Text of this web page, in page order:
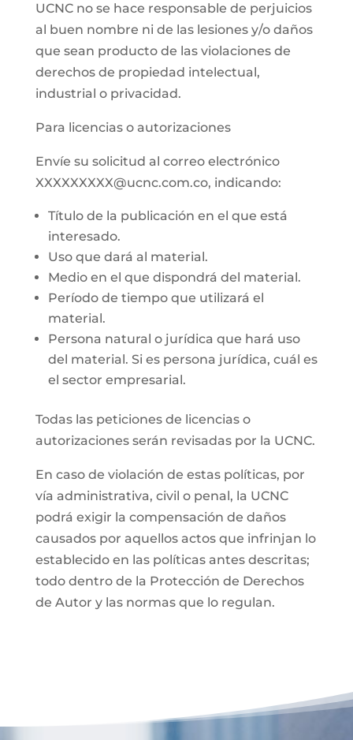
UCNC no se hace responsable de perjuicios
al buen nombre ni de las lesiones y/o daños
que sean producto de las violaciones de
derechos de propiedad intelectual,
industrial o privacidad.
Para licencias o autorizaciones
Envíe su solicitud al correo electrónico
XXXXXXXXX@ucnc.com.co, indicando:
Título de la publicación en el que está
interesado.
Uso que dará al material.
Medio en el que dispondrá del material.
Período de tiempo que utilizará el
material.
Persona natural o jurídica que hará uso
del material. Si es persona jurídica, cuál es
el sector empresarial.
Todas las peticiones de licencias o
autorizaciones serán revisadas por la UCNC.
En caso de violación de estas políticas, por
vía administrativa, civil o penal, la UCNC
podrá exigir la compensación de daños
causados por aquellos actos que infrinjan lo
establecido en las políticas antes descritas;
todo dentro de la Protección de Derechos
de Autor y las normas que lo regulan.